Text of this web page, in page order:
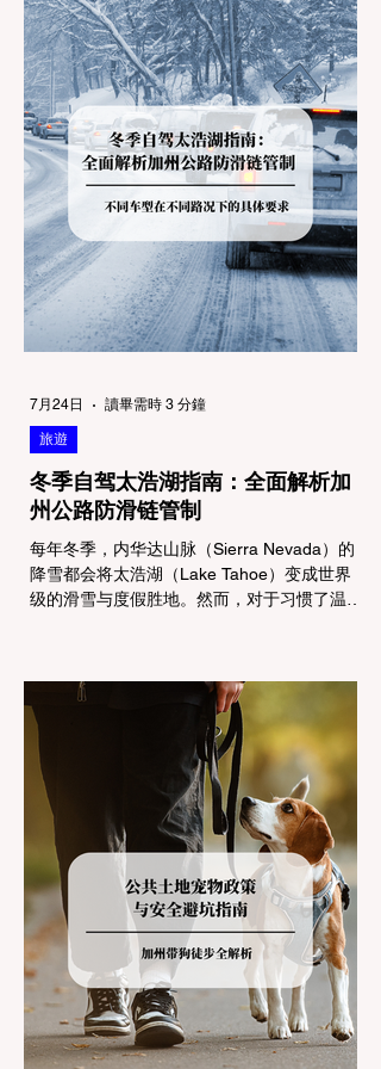
冬季自驾太浩湖指南：全面解析加
州公路防滑链管制
每年冬季，内华达山脉（Sierra Nevada）的
降雪都会将太浩湖（Lake Tahoe）变成世界
级的滑雪与度假胜地。然而，对于习惯了温暖
(Chain Controls)。 不了解这些规定，不仅可
能面临高额罚单或被公路巡警（CHP）劝
返，更可能在冰雪路面上引发严重的安全事
故。本文将为您系统解析加州的防滑链政策，
帮助您明确自己的车型在不同路况下的具体要
求，并为出行做好充足准备。 一、 核心概
念：看懂加州 R1, R2, R3 管制级别 当恶劣天
气来袭，加州交通局会在公路上启动防滑链管
制，并通过电子路牌指示当前的管制级别。加
州采用三个递进的级别（R1至R3）来规范通
行车辆： R1 管制 (Requirement 1) 规定内
容： 所有车辆必须安装防滑链。 豁免条件：
乘用车（Passenger Vehicles）、轻型卡车
（Light Trucks）只要配备了雪地轮胎（Snow
Tires），即可免装防滑链
旅遊
7月24日 讀畢需時 3 分鐘